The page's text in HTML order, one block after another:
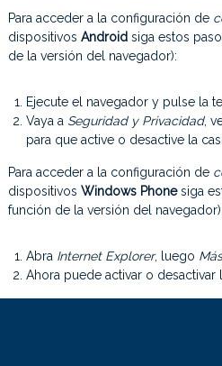
Para acceder a la configuración de
dispositivos Androidsiga estos
de la versión del navegador):
Ejecute el navegador y pulse la
Vaya a Seguridad y Privacidad,
para que active o desactive la
Para acceder a la configuración de
dispositivos Windows Phonesiga
función de la versión del navegador):
Abra Internet Explorer, luego Más
Ahora puede activar o desactivar